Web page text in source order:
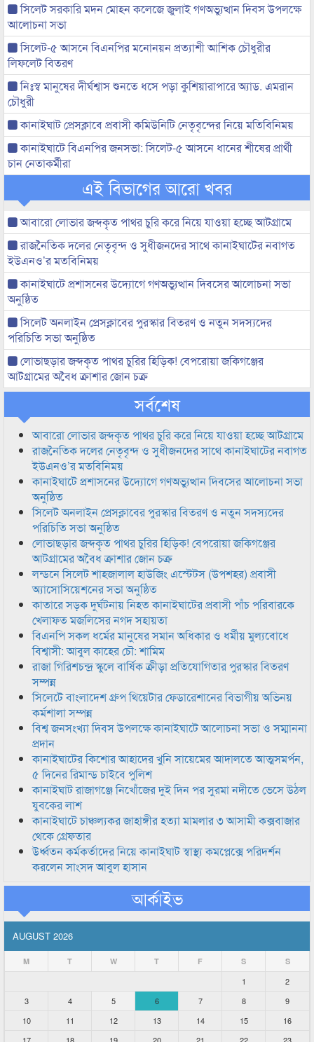
সিলেট সরকারি মদন মোহন কলেজে জুলাই গণঅভ্যুত্থান দিবস উপলক্ষে
আলোচনা সভা
সিলেট-৫ আসনে বিএনপির মনোনয়ন প্রত্যাশী আশিক চৌধুরীর
লিফলেট বিতরণ
নিঃস্ব মানুষের দীর্ঘশ্বাস শুনতে ধসে পড়া কুশিয়ারাপারে অ্যাড. এমরান
চৌধুরী
কানাইঘাট প্রেসক্লাবে প্রবাসী কমিউনিটি নেতৃবৃন্দের নিয়ে মতিবিনিময়
কানাইঘাটে বিএনপির জনসভা: সিলেট-৫ আসনে ধানের শীষের প্রার্থী
চান নেতাকর্মীরা
এই বিভাগের আরো খবর
আবারো লোভার জব্দকৃত পাথর চুরি করে নিয়ে যাওয়া হচ্ছে আটগ্রামে
রাজনৈতিক দলের নেতৃবৃন্দ ও সুধীজনদের সাথে কানাইঘাটের নবাগত
ইউএনও’র মতবিনিময়
কানাইঘাটে প্রশাসনের উদ্যোগে গণঅভ্যুত্থান দিবসের আলোচনা সভা
অনুষ্ঠিত
সিলেট অনলাইন প্রেসক্লাবের পুরস্কার বিতরণ ও নতুন সদস্যদের
পরিচিতি সভা অনুষ্ঠিত
লোভাছড়ার জব্দকৃত পাথর চুরির হিড়িক! বেপরোয়া জকিগঞ্জের
আটগ্রামের অবৈধ ক্রাশার জোন চক্র
সর্বশেষ
আবারো লোভার জব্দকৃত পাথর চুরি করে নিয়ে যাওয়া হচ্ছে আটগ্রামে
রাজনৈতিক দলের নেতৃবৃন্দ ও সুধীজনদের সাথে কানাইঘাটের নবাগত
ইউএনও’র মতবিনিময়
কানাইঘাটে প্রশাসনের উদ্যোগে গণঅভ্যুত্থান দিবসের আলোচনা সভা
অনুষ্ঠিত
সিলেট অনলাইন প্রেসক্লাবের পুরস্কার বিতরণ ও নতুন সদস্যদের
পরিচিতি সভা অনুষ্ঠিত
লোভাছড়ার জব্দকৃত পাথর চুরির হিড়িক! বেপরোয়া জকিগঞ্জের
আটগ্রামের অবৈধ ক্রাশার জোন চক্র
লন্ডনে সিলেট শাহজালাল হাউজিং এস্টেটস (উপশহর) প্রবাসী
অ্যাসোসিয়েশনের সভা অনুষ্ঠিত
কাতারে সড়ক দুর্ঘটনায় নিহত কানাইঘাটের প্রবাসী পাঁচ পরিবারকে
খেলাফত মজলিসের নগদ সহায়তা
বিএনপি সকল ধর্মের মানুষের সমান অধিকার ও ধর্মীয় মুল্যবোধে
বিশ্বাসী: আবুল কাহের চৌ: শামিম
রাজা গিরিশচন্দ্র স্কুলে বার্ষিক ক্রীড়া প্রতিযোগিতার পুরস্কার বিতরণ
সম্পন্ন
সিলেটে বাংলাদেশ গ্রুপ থিয়েটার ফেডারেশানের বিভাগীয় অভিনয়
কর্মশালা সম্পন্ন
বিশ্ব জনসংখ্যা দিবস উপলক্ষে কানাইঘাটে আলোচনা সভা ও সম্মাননা
প্রদান
কানাইঘাটের কিশোর আহাদের খুনি সায়েমের আদালতে আত্মসমর্পন,
৫ দিনের রিমান্ড চাইবে পুলিশ
কানাইঘাট রাজাগঞ্জে নিখোঁজের দুই দিন পর সুরমা নদীতে ভেসে উঠল
যুবকের লাশ
কানাইঘাটে চাঞ্চল্যকর জাহাঙ্গীর হত্যা মামলার ৩ আসামী কক্সবাজার
থেকে গ্রেফতার
উর্ধ্বতন কর্মকর্তাদের নিয়ে কানাইঘাট স্বাস্থ্য কমপ্লেক্সে পরিদর্শন
করলেন সাংসদ আবুল হাসান
আর্কাইভ
AUGUST 2026
M T W T F S S
1
2
3
4 5 6 7 8
9
10
11 12 13 14 15
16